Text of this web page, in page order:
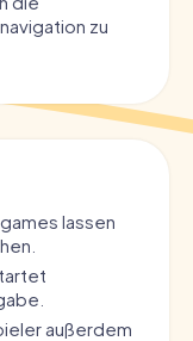
zu
lassen
außerdem